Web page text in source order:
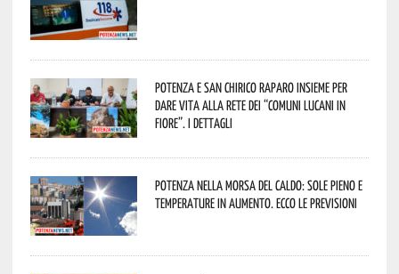
Potenza e San Chirico Raparo insieme per
dare vita alla rete dei “Comuni Lucani in
Fiore”. I dettagli
Potenza nella morsa del caldo: sole pieno e
temperature in aumento. Ecco le previsioni